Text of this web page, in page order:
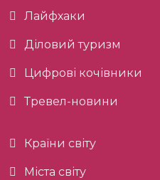
Лайфхаки
Діловий туризм
Цифрові кочівники
Тревел-новини
Країни світу
Міста світу